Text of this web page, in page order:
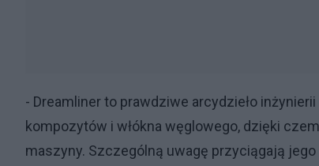
- Dreamliner to prawdziwe arcydzieło
kompozytów i włókna węglowego, dzięki
maszyny. Szczególną uwagę przyciągają